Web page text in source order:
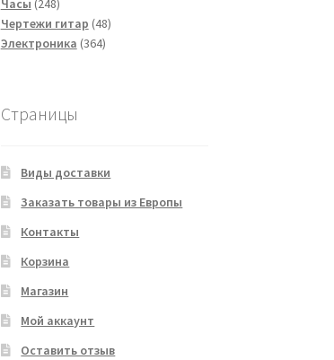
Часы 248
товаров
Чертежи гитар 4848
Электроника 364364
Страницы
Виды доставки
Заказать товары из Европы
Контакты
Корзина
Магазин
Мой аккаунт
Оставить отзыв